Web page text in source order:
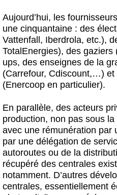
Aujourd’hui, les
une cinquantaine : des
Vattenfall, Iberdrola, etc.),
TotalEnergies), des
ups, des enseignes de la
(Carrefour, Cdiscount,…) et
(Enercoop en particulier).
En parallèle, des acteurs
production, non pas sous
avec une rémunération par
par une délégation de
autoroutes ou de la
récupéré des centrales
notamment. D’autres
centrales, essentiellement